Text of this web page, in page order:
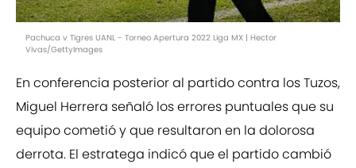
Pachuca v Tigres UANL - Torneo Apertura 2022 Liga MX | Hector
Vivas/GettyImages
En conferencia posterior al partido contra los Tuzos,
Miguel Herrera señaló los errores puntuales que su
equipo cometió y que resultaron en la dolorosa
derrota. El estratega indicó que el partido cambió